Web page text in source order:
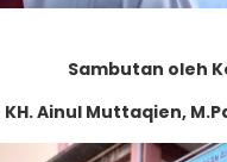
Sambutan oleh
KH. Ainul Muttaqien,